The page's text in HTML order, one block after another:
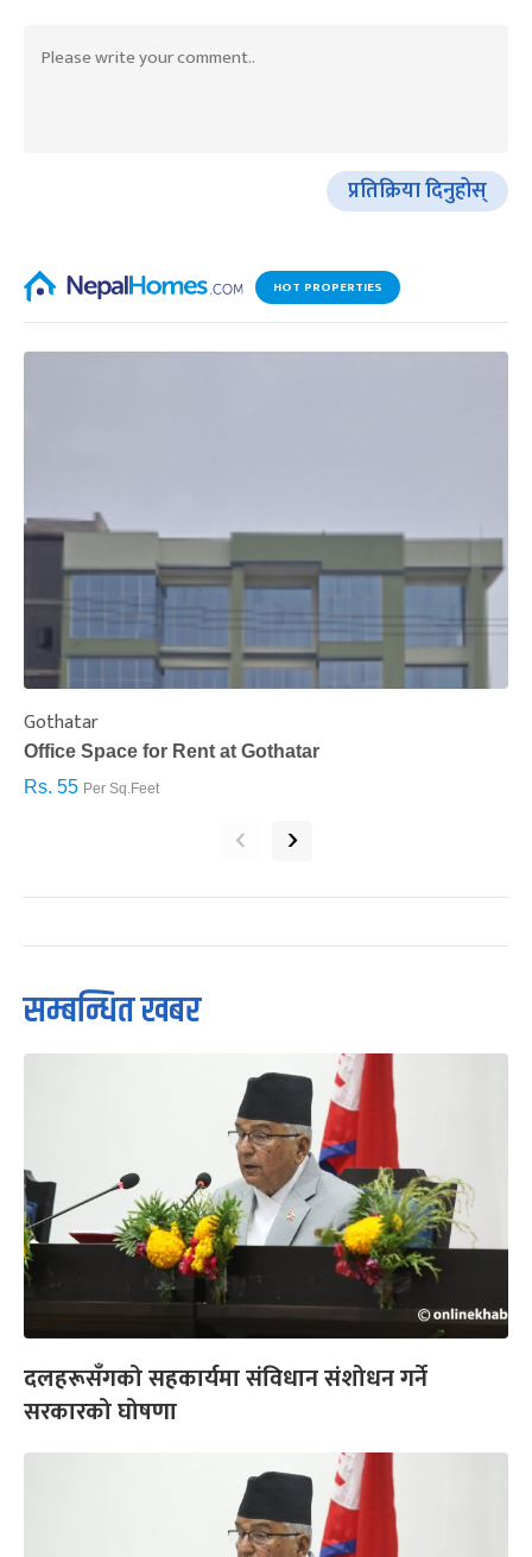
प्रतिक्रिया दिनुहोस्
HOT PROPERTIES
Gothatar
Office Space for Rent at Gothatar
Rs. 55 Per Sq.Feet
‹ ›
सम्बन्धित खबर
दलहरूसँगको सहकार्यमा संविधान संशोधन गर्ने
सरकारको घोषणा